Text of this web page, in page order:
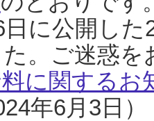
に公開し
。ご迷惑
に関するお
年6月3日）